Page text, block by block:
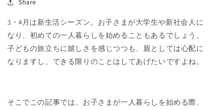
Share
3・4月は新生活シーズン。お子さまが大学生や新社会人に
なり、初めての一人暮らしを始めることもあるでしょう。
子どもの旅立ちに嬉しさを感じつつも、親としては心配に
なりますし、できる限りのことはしてあげたいですよね。
そこでこの記事では、お子さまが一人暮らしを始める際、